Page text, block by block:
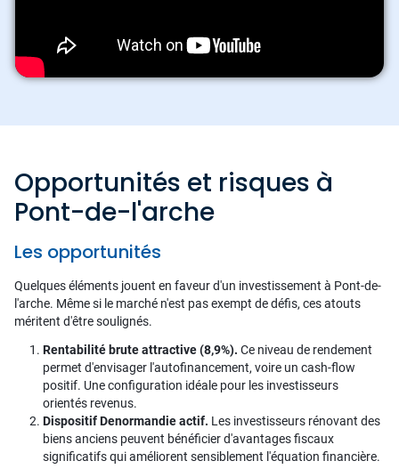
Opportunités et risques à
Pont-de-l'arche
Les opportunités
Quelques éléments jouent en faveur d'un investissement à Pont-de-
l'arche. Même si le marché n'est pas exempt de défis, ces atouts
méritent d'être soulignés.
Rentabilité brute attractive (8,9%). Ce niveau de rendement
permet d'envisager l'autofinancement, voire un cash-flow
positif. Une configuration idéale pour les investisseurs
orientés revenus.
Dispositif Denormandie actif. Les investisseurs rénovant des
biens anciens peuvent bénéficier d'avantages fiscaux
significatifs qui améliorent sensiblement l'équation financière.